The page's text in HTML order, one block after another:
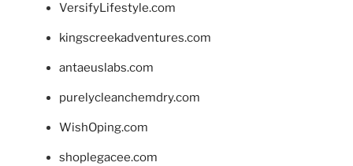
VersifyLifestyle.com
kingscreekadventures.com
antaeuslabs.com
purelycleanchemdry.com
WishOping.com
shoplegacee.com